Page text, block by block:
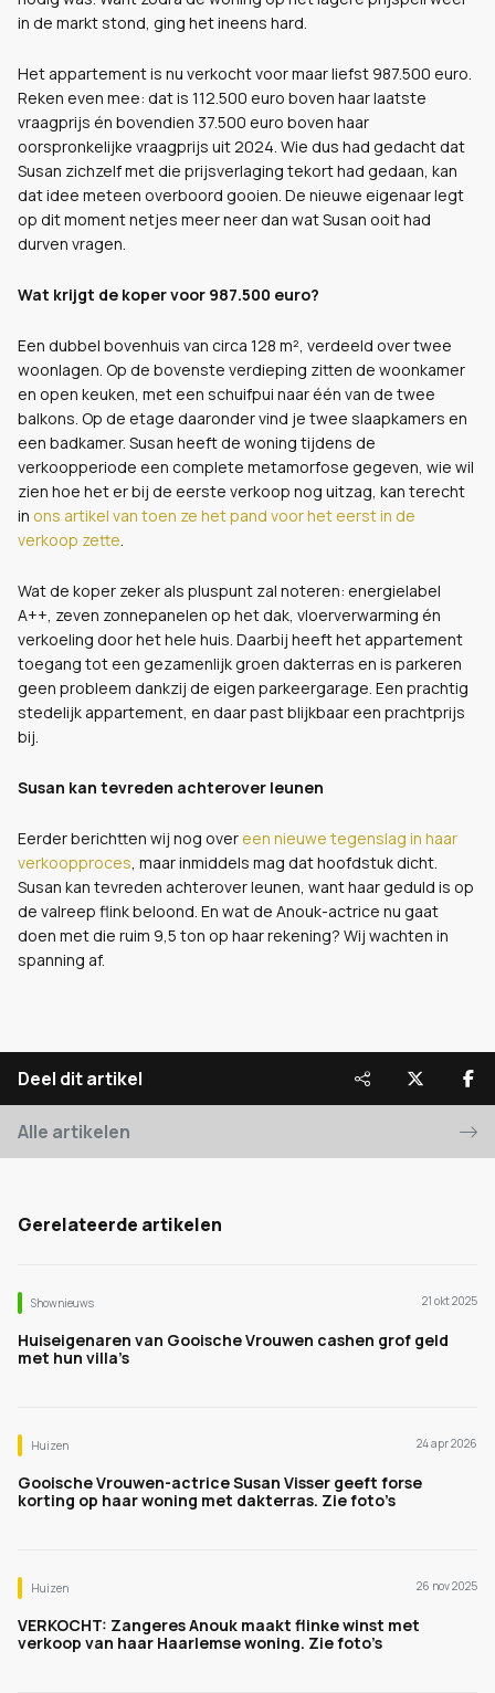
in de markt stond, ging het ineens hard.
Het appartement is nu verkocht voor maar liefst 987.500 euro.
Reken even mee: dat is 112.500 euro boven haar laatste
vraagprijs én bovendien 37.500 euro boven haar
oorspronkelijke vraagprijs uit 2024. Wie dus had gedacht dat
Susan zichzelf met die prijsverlaging tekort had gedaan, kan
dat idee meteen overboord gooien. De nieuwe eigenaar legt
op dit moment netjes meer neer dan wat Susan ooit had
durven vragen.
Wat krijgt de koper voor 987.500 euro?
Een dubbel bovenhuis van circa 128 m², verdeeld over twee
woonlagen. Op de bovenste verdieping zitten de woonkamer
en open keuken, met een schuifpui naar één van de twee
balkons. Op de etage daaronder vind je twee slaapkamers en
een badkamer. Susan heeft de woning tijdens de
verkoopperiode een complete metamorfose gegeven, wie wil
zien hoe het er bij de eerste verkoop nog uitzag, kan terecht
in ons artikel van toen ze het pand voor het eerst in de
verkoop zette.
Wat de koper zeker als pluspunt zal noteren: energielabel
A++, zeven zonnepanelen op het dak, vloerverwarming én
verkoeling door het hele huis. Daarbij heeft het appartement
toegang tot een gezamenlijk groen dakterras en is parkeren
geen probleem dankzij de eigen parkeergarage. Een prachtig
stedelijk appartement, en daar past blijkbaar een prachtprijs
bij.
Susan kan tevreden achterover leunen
Eerder berichtten wij nog over een nieuwe tegenslag in haar
verkoopproces, maar inmiddels mag dat hoofdstuk dicht.
Susan kan tevreden achterover leunen, want haar geduld is op
de valreep flink beloond. En wat de Anouk-actrice nu gaat
doen met die ruim 9,5 ton op haar rekening? Wij wachten in
spanning af.
Deel dit artikel
Alle artikelen
Gerelateerde artikelen
Shownieuws 21 okt 2025
Huiseigenaren van Gooische Vrouwen cashen grof geld
met hun villa’s
Huizen 24 apr 2026
Gooische Vrouwen-actrice Susan Visser geeft forse
korting op haar woning met dakterras. Zie foto’s
Huizen 26 nov 2025
VERKOCHT: Zangeres Anouk maakt flinke winst met
verkoop van haar Haarlemse woning. Zie foto’s